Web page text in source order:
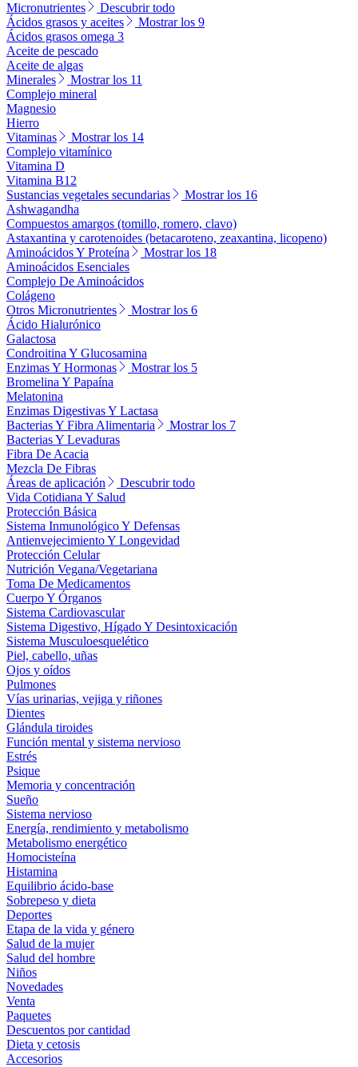
Micronutrientes
Descubrir todo
Ácidos grasos y aceites
Mostrar los 9
Ácidos grasos omega 3
Aceite de pescado
Aceite de algas
Minerales
Mostrar los 11
Complejo mineral
Magnesio
Hierro
Vitaminas
Mostrar los 14
Complejo vitamínico
Vitamina D
Vitamina B12
Sustancias vegetales secundarias
Mostrar los 16
Ashwagandha
Compuestos amargos (tomillo, romero, clavo)
Astaxantina y carotenoides (betacaroteno, zeaxantina, licopeno)
Aminoácidos Y Proteína
Mostrar los 18
Aminoácidos Esenciales
Complejo De Aminoácidos
Colágeno
Otros Micronutrientes
Mostrar los 6
Ácido Hialurónico
Galactosa
Condroitina Y Glucosamina
Enzimas Y Hormonas
Mostrar los 5
Bromelina Y Papaína
Melatonina
Enzimas Digestivas Y Lactasa
Bacterias Y Fibra Alimentaria
Mostrar los 7
Bacterias Y Levaduras
Fibra De Acacia
Mezcla De Fibras
Áreas de aplicación
Descubrir todo
Vida Cotidiana Y Salud
Protección Básica
Sistema Inmunológico Y Defensas
Antienvejecimiento Y Longevidad
Protección Celular
Nutrición Vegana/Vegetariana
Toma De Medicamentos
Cuerpo Y Órganos
Sistema Cardiovascular
Sistema Digestivo, Hígado Y Desintoxicación
Sistema Musculoesquelético
Piel, cabello, uñas
Ojos y oídos
Pulmones
Vías urinarias, vejiga y riñones
Dientes
Glándula tiroides
Función mental y sistema nervioso
Estrés
Psique
Memoria y concentración
Sueño
Sistema nervioso
Energía, rendimiento y metabolismo
Metabolismo energético
Homocisteína
Histamina
Equilibrio ácido-base
Sobrepeso y dieta
Deportes
Etapa de la vida y género
Salud de la mujer
Salud del hombre
Niños
Novedades
Venta
Paquetes
Descuentos por cantidad
Dieta y cetosis
Accesorios